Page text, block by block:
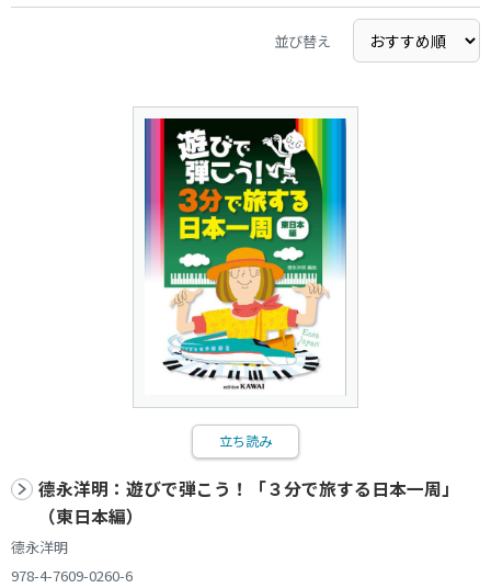
並び替え
立ち読み
德永洋明：遊びで弾こう！「３分で旅する日本一周」
（東日本編）
德永洋明
978-4-7609-0260-6